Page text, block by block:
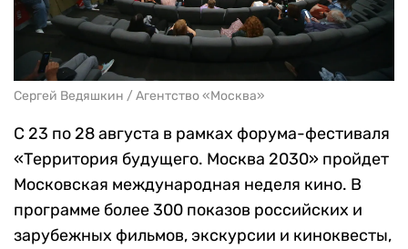
Сергей Ведяшкин / Агентство «Москва»
С 23 по 28 августа в рамках форума-фестиваля
«Территория будущего. Москва 2030» пройдет
Московская международная неделя кино. В
программе более 300 показов российских и
зарубежных фильмов, экскурсии и киноквесты,